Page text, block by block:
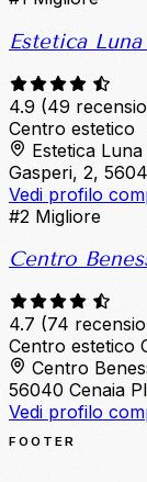
Estetica
4.9 (49
Centro estetico
Estetica
Gasperi, 2,
Vedi profilo
#2 Migliore
Centro
4.7 (74
Centro estetico
Centro
56040 Cenaia PI
Vedi profilo
FOOTER